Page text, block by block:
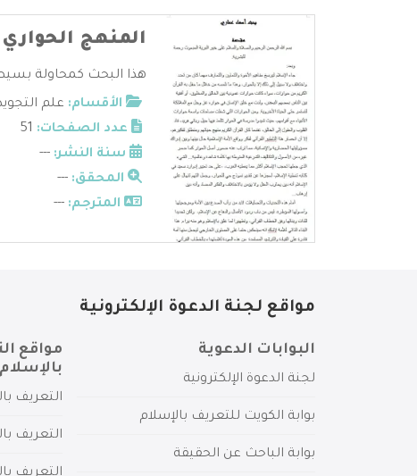
المنهج
هذا البحث كمحاولة
الأقسام: علم
عدد الصفحات:
سنة النشر: ---
المحقق: ---
المترجم: ---
مواقع لجنة الدعوة الإلكترونية
البوابات الدعوية
لجنة الدعوة الإلكترونية
بوابة الكويت للتعريف بالإسلام
بوابة الباحث عن الحقيقة
مواقع
بالإسلام
التعريف
التعريف